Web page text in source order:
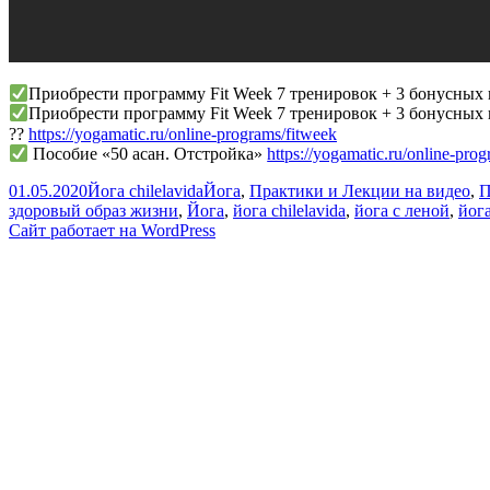
Приобрести программу Fit Week 7 тренировок + 3
Приобрести программу Fit Week 7 тренировок + 3 бонусных
?? https://yogamatic.ru/online-programs/fitweek
Пособие «50 асан. Отстройка»https://yogamatic.ru/online-
Опубликовано
01.05.2020Автор
Йога chilelavidaРубрики
Йога, Практики и Лекции на видео,
здоровый образ жизни, Йога, йога chilelavida, йога с леной,
Сайт работает на WordPress